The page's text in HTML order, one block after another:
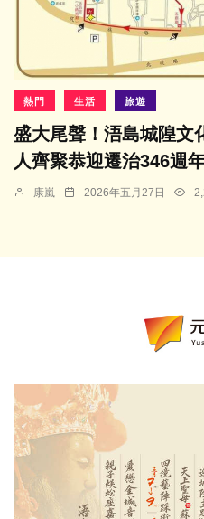
熱門 生活 旅遊
盛大尾聲！浯島城隍文
人齊聚恭迎遷治346週
康嵐 2026年五月27日